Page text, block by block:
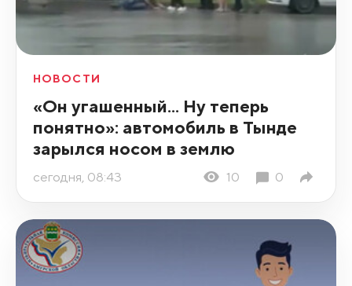
НОВОСТИ
«Он угашенный... Ну теперь
понятно»: автомобиль в Тынде
зарылся носом в землю
сегодня, 08:43 10 0